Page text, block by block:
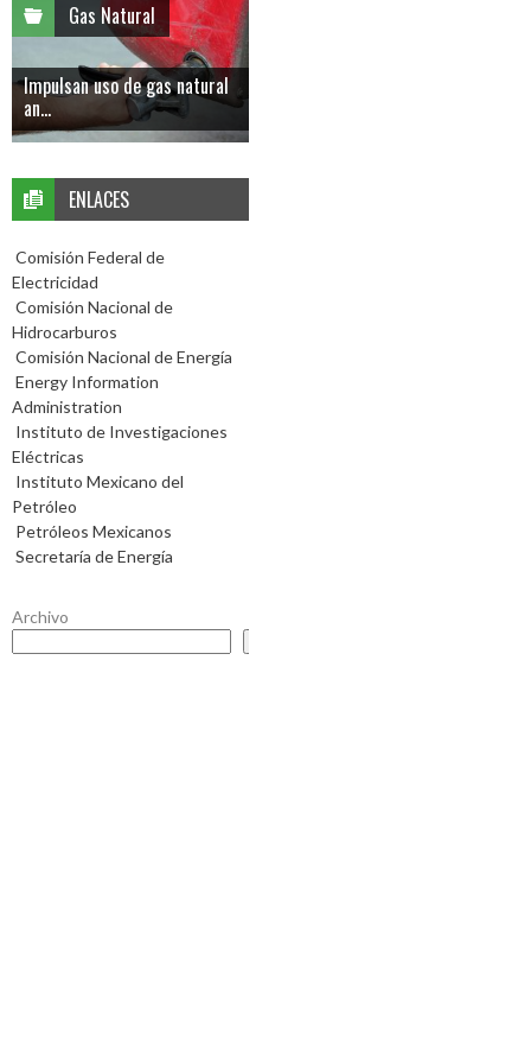
Gas Natural
Impulsan uso de gas natural
an...
ENLACES
Comisión Federal de
Electricidad
Comisión Nacional de
Hidrocarburos
Comisión Nacional de Energía
Energy Information
Administration
Instituto de Investigaciones
Eléctricas
Instituto Mexicano del
Petróleo
Petróleos Mexicanos
Secretaría de Energía
Archivo